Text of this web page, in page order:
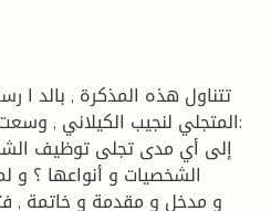
تتناول هذه المذكرة , بالد ا
المتجلي لنجیب الكیلاني ,
إلى أي مدى تجلى توظیف
الشخصیات و أنواعها ؟ و
و مدخل و مقدمة و خاتمة ,